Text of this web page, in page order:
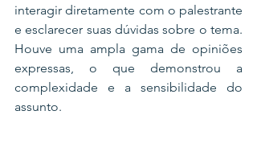
interagir diretamente com o palestrante
e esclarecer suas dúvidas sobre o tema.
Houve uma ampla gama de opiniões
expressas, o que demonstrou a
complexidade e a sensibilidade do
assunto.